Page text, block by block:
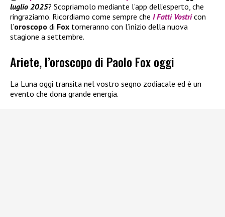
luglio 2025? Scopriamolo mediante l’app dell’esperto, che
ringraziamo. Ricordiamo come sempre che I Fatti Vostricon
l’oroscopo di Fox torneranno con l’inizio della nuova
stagione a settembre.
Ariete, l’oroscopo di Paolo Fox oggi
La Luna oggi transita nel vostro segno zodiacale ed è un
evento che dona grande energia.